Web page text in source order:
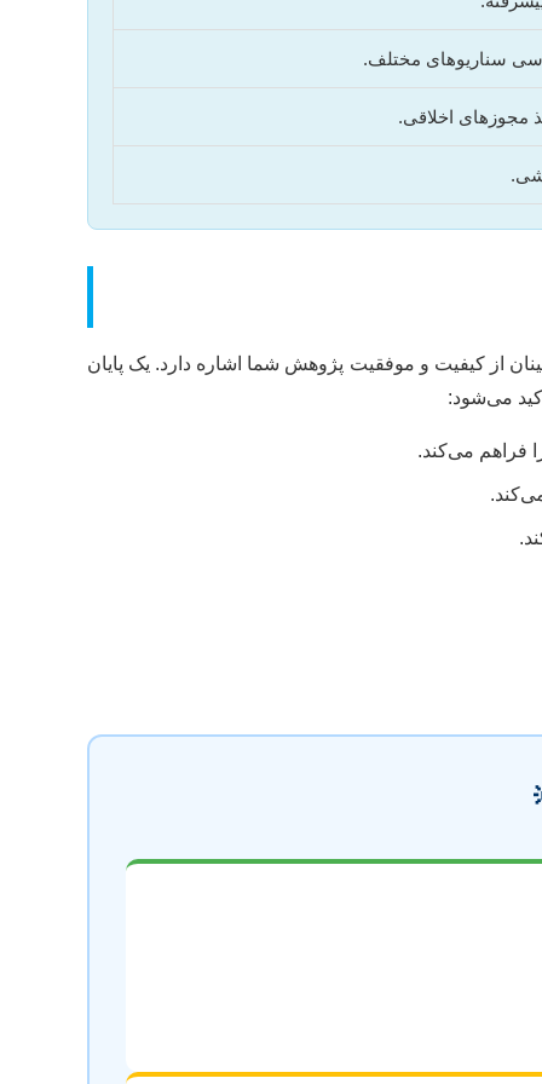
سناریوهای مختلف.
مجوزهای اخلاقی.
از کیفیت و موفقیت پژوهش شما اشاره دارد. یک پایان
می‌شود:
فراهم می‌کند.